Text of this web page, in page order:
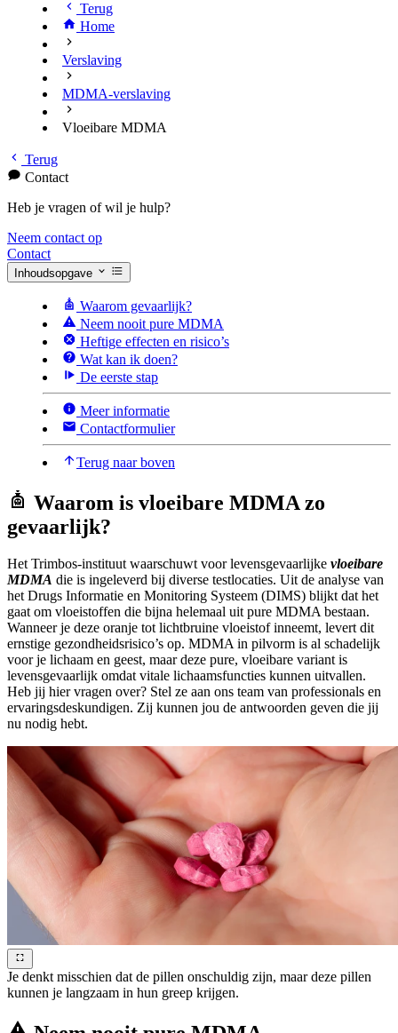
Terug
Home
Verslaving
MDMA-verslaving
Vloeibare MDMA
Terug
Contact
Heb je vragen of wil je hulp?
Neem contact op
Contact
Inhoudsopgave
Waarom gevaarlijk?
Neem nooit pure MDMA
Heftige effecten en risico’s
Wat kan ik doen?
De eerste stap
Meer informatie
Contactformulier
Terug naar boven
Waarom is vloeibare MDMA zo
gevaarlijk?
Het Trimbos-instituut waarschuwt voor levensgevaarlijke vloeibare
MDMA die is ingeleverd bij diverse testlocaties. Uit de analyse van
het Drugs Informatie en Monitoring Systeem (DIMS) blijkt dat het
gaat om vloeistoffen die bijna helemaal uit pure MDMA bestaan.
Wanneer je deze oranje tot lichtbruine vloeistof inneemt, levert dit
ernstige gezondheidsrisico’s op. MDMA in pilvorm is al schadelijk
voor je lichaam en geest, maar deze pure, vloeibare variant is
levensgevaarlijk omdat vitale lichaamsfuncties kunnen uitvallen.
Heb jij hier vragen over? Stel ze aan ons team van professionals en
ervaringsdeskundigen. Zij kunnen jou de antwoorden geven die jij
nu nodig hebt.
Je denkt misschien dat de pillen onschuldig zijn, maar deze pillen
kunnen je langzaam in hun greep krijgen.